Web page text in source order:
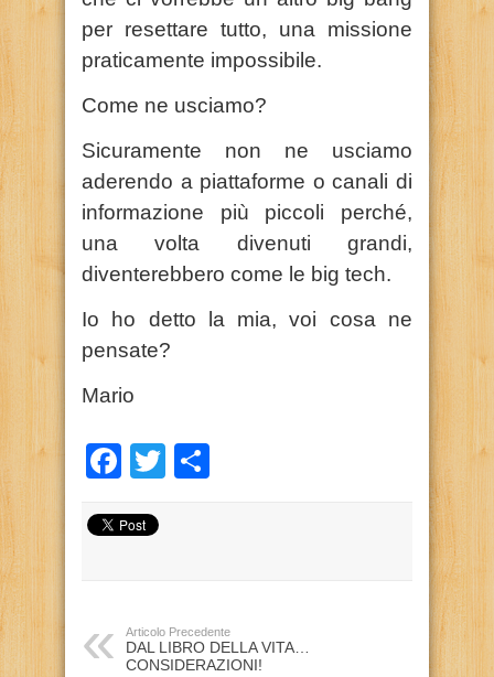
per resettare tutto, una missione
praticamente impossibile.
Come ne usciamo?
Sicuramente non ne usciamo
aderendo a piattaforme o canali di
informazione più piccoli perché,
una volta divenuti grandi,
diventerebbero come le big tech.
Io ho detto la mia, voi cosa ne
pensate?
Mario
Facebook
Twitter
Articolo Precedente
DAL LIBRO DELLA VITA…
CONSIDERAZIONI!